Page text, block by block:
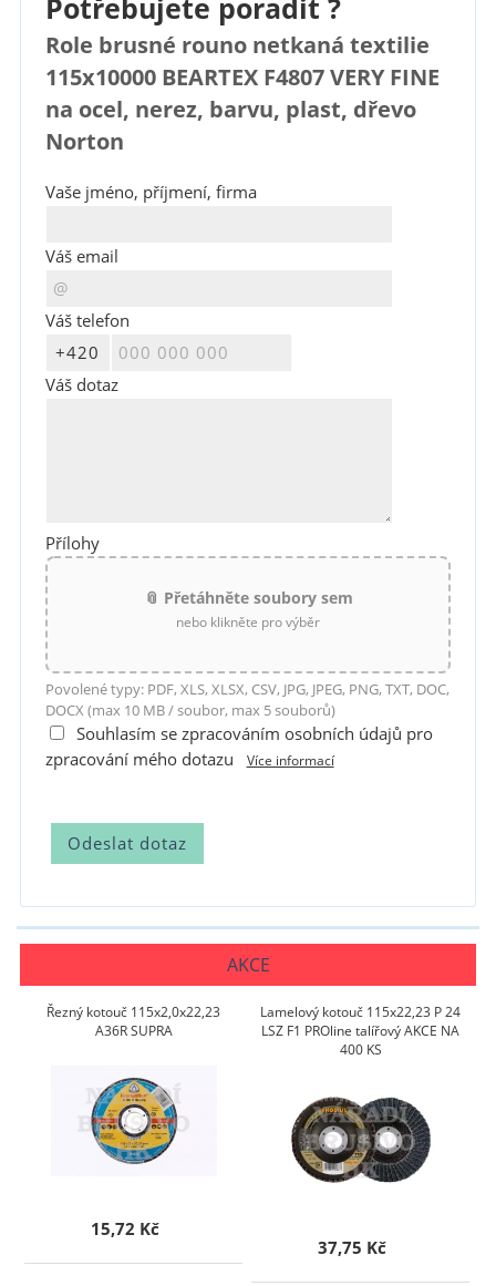
Potřebujete poradit ?
Role brusné rouno netkaná textilie
115x10000 BEARTEX F4807 VERY FINE
na ocel, nerez, barvu, plast, dřevo
Norton
Vaše jméno, příjmení, firma
Váš email
Váš telefon
Váš dotaz
Přílohy
📎 Přetáhněte soubory sem
nebo klikněte pro výběr
Povolené typy: PDF, XLS, XLSX, CSV, JPG, JPEG, PNG, TXT, DOC,
DOCX (max 10 MB / soubor, max 5 souborů)
Souhlasím se zpracováním osobních údajů pro
zpracování mého dotazu
Více informací
AKCE
Řezný kotouč 115x2,0x22,23
A36R SUPRA
15,72 Kč
Lamelový kotouč 115x22,23 P 24
LSZ F1 PROline talířový AKCE NA
400 KS
37,75 Kč